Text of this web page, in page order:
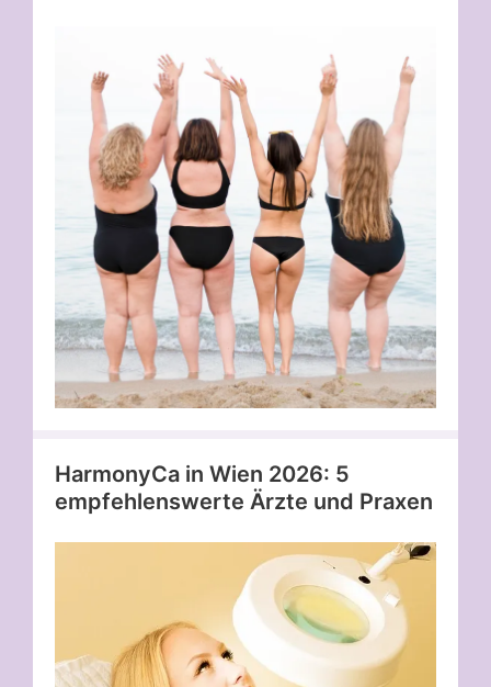
HarmonyCa in Wien 2026: 5
empfehlenswerte Ärzte und Praxen